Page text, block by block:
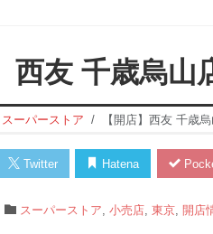
西友 千歳烏山
スーパーストア 【開店】西友 千歳
Twitter Hatena
スーパーストア 小売店, 東京, 開店